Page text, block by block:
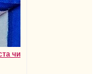
чи